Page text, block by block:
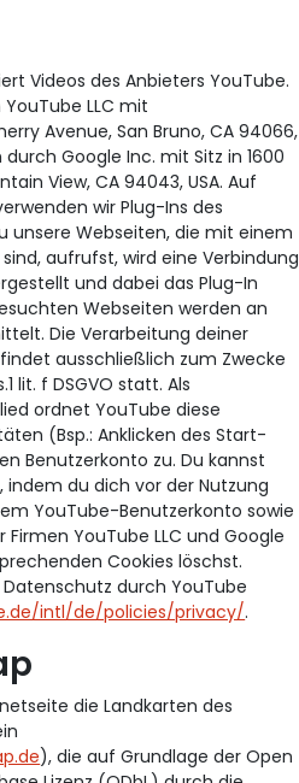
Videos des Anbieters YouTube.
LLC mit
Avenue, San Bruno, CA 94066,
Google Inc. mit Sitz in 1600
View, CA 94043, USA. Auf
wir Plug-Ins des
unsere Webseiten, die mit einem
aufrufst, wird eine Verbindung
und dabei das Plug-In
Webseiten werden an
Die Verarbeitung deiner
ausschließlich zum Zwecke
lit. f DSGVO statt. Als
ordnet YouTube diese
(Bsp.: Anklicken des Start-
Benutzerkonto zu. Du kannst
indem du dich vor der Nutzung
YouTube-Benutzerkonto sowie
YouTube LLC und Google
Cookies löschst.
durch YouTube
intl/de/policies/privacy/.
die Landkarten des
), die auf Grundlage der Open